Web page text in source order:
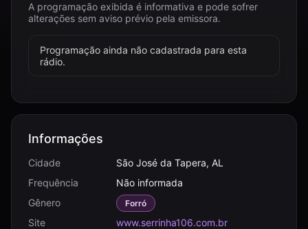
A programação exibida é informativa e pode sofrer
alterações sem aviso prévio pela emissora.
Programação ainda não cadastrada para esta
rádio.
Informações
Cidade
São José da Tapera, AL
Frequência
Não informada
Gênero
Forró
Site
www.serrinha106.com.br